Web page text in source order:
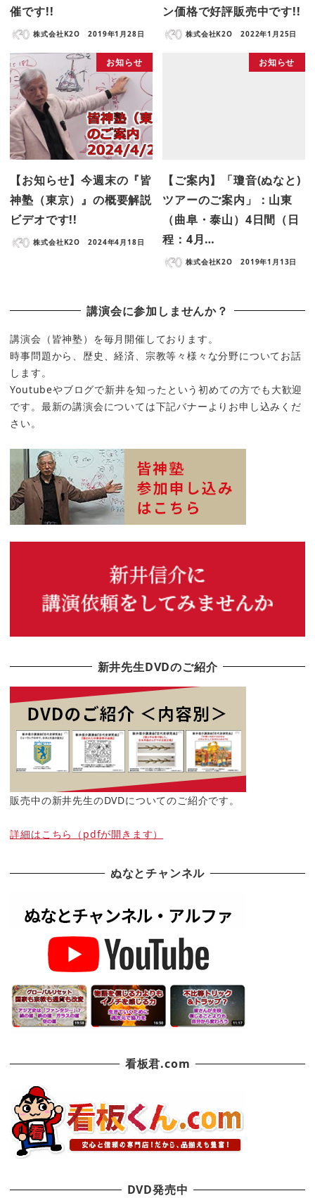
催です!!
株式会社K2O 2019年1月28日
ン価格で好評販売中です!!
株式会社K2O 2022年1月25日
お知らせ
【お知らせ】今週末の『皆
神塾（東京）』の概要解説
ビデオです!!
株式会社K2O 2024年4月18日
お知らせ
【ご案内】「瓊音(ぬなと)
ツアーのご案内」：山東
（曲阜・泰山）4日間（日
程：4月…
株式会社K2O 2019年1月13日
講演会に参加しませんか？
講演会（皆神塾）を毎月開催しております。
時事問題から、歴史、経済、宗教等々様々な分野についてお話
します。
Youtubeやブログで新井を知ったという初めての方でも大歓迎
です。最新の講演会については下記バナーよりお申し込みくだ
さい。
新井先生DVDのご紹介
販売中の新井先生のDVDについてのご紹介です。
詳細はこちら（pdfが開きます）
ぬなとチャンネル
看板君.com
DVD発売中